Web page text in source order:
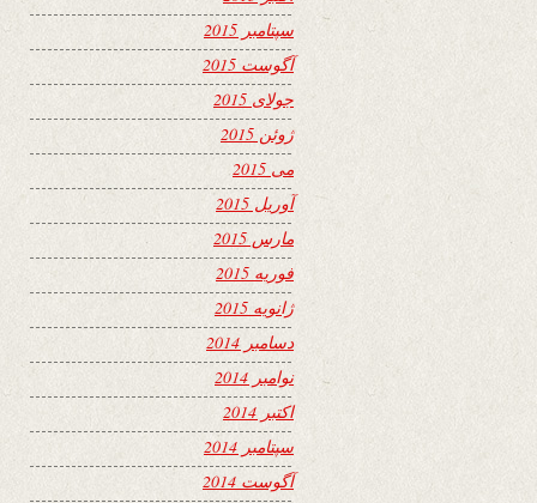
سپتامبر 2015
آگوست 2015
جولای 2015
ژوئن 2015
می 2015
آوریل 2015
مارس 2015
فوریه 2015
ژانویه 2015
دسامبر 2014
نوامبر 2014
اکتبر 2014
سپتامبر 2014
آگوست 2014